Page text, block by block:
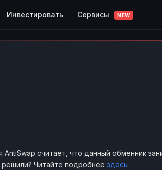
Инвестировать Сервисы NEW
AntiSwap считает, что данный обменник
Читайте подробнее здесь